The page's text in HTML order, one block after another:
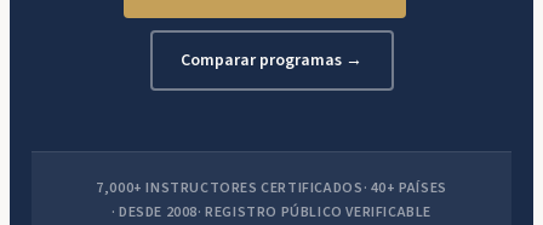
Comparar programas →
7,000+ INSTRUCTORES CERTIFICADOS 40+ PAÍSES
DESDE 2008 REGISTRO PÚBLICO VERIFICABLE